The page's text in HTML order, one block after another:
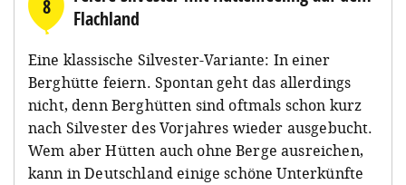
8
Flachland
Eine klassische Silvester-Variante: In einer
Berghütte feiern. Spontan geht das allerdings
nicht, denn Berghütten sind oftmals schon kurz
nach Silvester des Vorjahres wieder ausgebucht.
Wem aber Hütten auch ohne Berge ausreichen,
kann in Deutschland einige schöne Unterkünfte